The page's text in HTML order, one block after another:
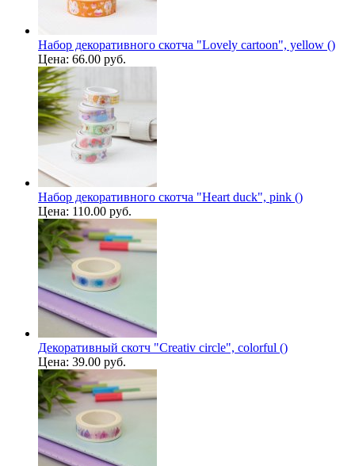
Набор декоративного скотча "Lovely cartoon", yellow ()
Цена: 66.00 руб.
Набор декоративного скотча "Heart duck", pink ()
Цена: 110.00 руб.
Декоративный скотч "Creativ circle", colorful ()
Цена: 39.00 руб.